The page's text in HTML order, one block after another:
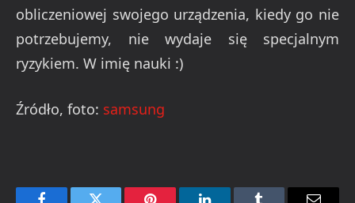
obliczeniowej swojego urządzenia, kiedy go nie
potrzebujemy, nie wydaje się specjalnym
ryzykiem. W imię nauki :)
Źródło, foto: samsung